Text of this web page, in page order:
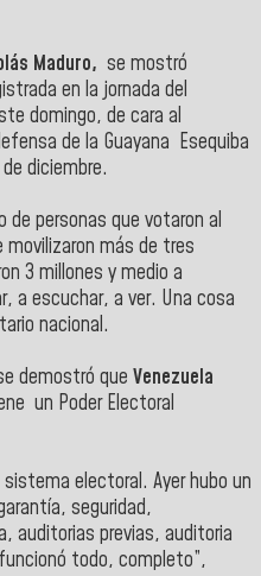
Maduro, se mostró
en la jornada del
domingo, de cara al
de la Guayana Esequiba
diciembre.
personas que votaron al
más de tres
3 millones y medio a
a escuchar, a ver. Una cosa
nacional.
demostró que Venezuela
un Poder Electoral
electoral. Ayer hubo un
seguridad,
auditorias previas, auditoria
todo, completo”,